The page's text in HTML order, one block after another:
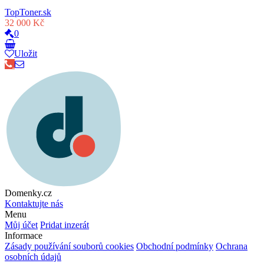
TopToner.sk
32 000 Kč
0
Uložit
Domenky.cz
Kontaktujte nás
Menu
Můj účet Pridat inzerát
Informace
Zásady používání souborů cookies Obchodní podmínky Ochrana
osobních údajů